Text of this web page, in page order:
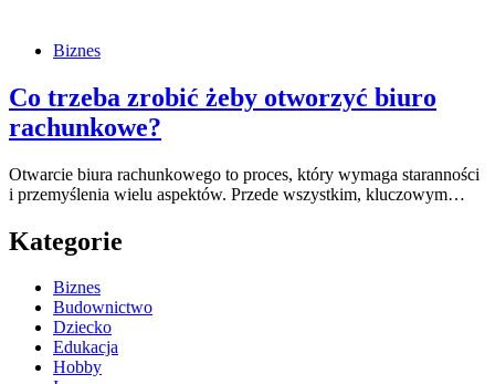
Biznes
Co trzeba zrobić żeby otworzyć biuro
rachunkowe?
Otwarcie biura rachunkowego to proces, który wymaga staranności
i przemyślenia wielu aspektów. Przede wszystkim, kluczowym…
Kategorie
Biznes
Budownictwo
Dziecko
Edukacja
Hobby